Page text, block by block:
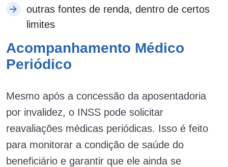
outras fontes de renda, dentro de certos
limites
Acompanhamento Médico
Periódico
Mesmo após a concessão da aposentadoria
por invalidez, o INSS pode solicitar
reavaliações médicas periódicas. Isso é feito
para monitorar a condição de saúde do
beneficiário e garantir que ele ainda se